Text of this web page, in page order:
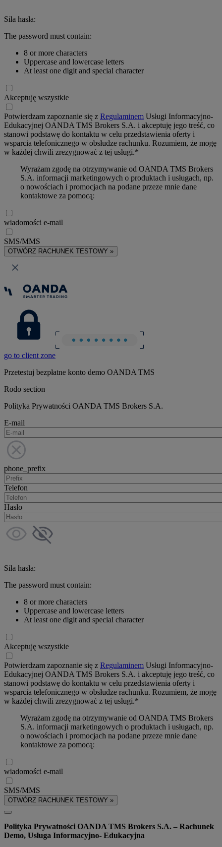
Siła hasła:
The password must contain:
8 or more characters
Uppercase and lowercase letters
At least one digit and special character
Akceptuję wszystkie
Potwierdzam zapoznanie się z Regulaminem Usługi Informacyjno-
Edukacyjnej OANDA TMS Brokers S.A. i akceptuję jego treść, co
stanowi podstawę do kontaktu w celu przedstawienia oferty i
wsparcia telefonicznego w obsłudze rachunku. Rozumiem, że mogę
w każdej chwili zrezygnować z tej usługi.*
Wyrażam zgodę na otrzymywanie od OANDA TMS Brokers
S.A. informacji marketingowych o produktach i usługach, np.
o nowościach i promocjach na podane przeze mnie dane
kontaktowe za pomocą:
wiadomości e-mail
SMS/MMS
OTWÓRZ RACHUNEK TESTOWY »
go to client zone
Przetestuj bezpłatne konto demo OANDA TMS
Rodo section
Polityka Prywatności OANDA TMS Brokers S.A.
E-mail
phone_prefix
Telefon
Hasło
Siła hasła:
The password must contain:
8 or more characters
Uppercase and lowercase letters
At least one digit and special character
Akceptuję wszystkie
Potwierdzam zapoznanie się z Regulaminem Usługi Informacyjno-
Edukacyjnej OANDA TMS Brokers S.A. i akceptuję jego treść, co
stanowi podstawę do kontaktu w celu przedstawienia oferty i
wsparcia telefonicznego w obsłudze rachunku. Rozumiem, że mogę
w każdej chwili zrezygnować z tej usługi.*
Wyrażam zgodę na otrzymywanie od OANDA TMS Brokers
S.A. informacji marketingowych o produktach i usługach, np.
o nowościach i promocjach na podane przeze mnie dane
kontaktowe za pomocą:
wiadomości e-mail
SMS/MMS
OTWÓRZ RACHUNEK TESTOWY »
Polityka Prywatności OANDA TMS Brokers S.A. – Rachunek
Demo, Usługa Informacyjno- Edukacyjna